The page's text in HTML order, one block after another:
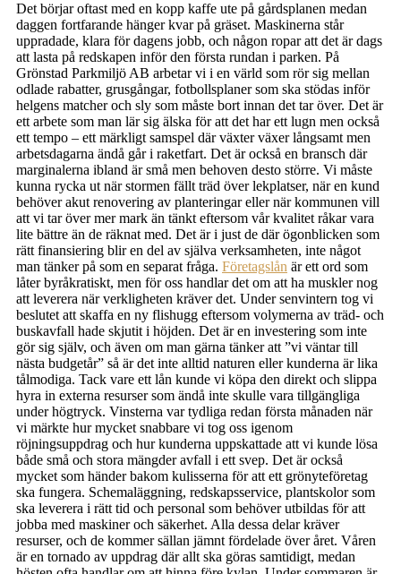
Det börjar oftast med en kopp kaffe ute på gårdsplanen medan
daggen fortfarande hänger kvar på gräset. Maskinerna står
uppradade, klara för dagens jobb, och någon ropar att det är dags
att lasta på redskapen inför den första rundan i parken. På
Grönstad Parkmiljö AB arbetar vi i en värld som rör sig mellan
odlade rabatter, grusgångar, fotbollsplaner som ska stödas inför
helgens matcher och sly som måste bort innan det tar över. Det är
ett arbete som man lär sig älska för att det har ett lugn men också
ett tempo – ett märkligt samspel där växter växer långsamt men
arbetsdagarna ändå går i raketfart. Det är också en bransch där
marginalerna ibland är små men behoven desto större. Vi måste
kunna rycka ut när stormen fällt träd över lekplatser, när en kund
behöver akut renovering av planteringar eller när kommunen vill
att vi tar över mer mark än tänkt eftersom vår kvalitet råkar vara
lite bättre än de räknat med. Det är i just de där ögonblicken som
rätt finansiering blir en del av själva verksamheten, inte något
man tänker på som en separat fråga. Företagslån är ett ord som
låter byråkratiskt, men för oss handlar det om att ha muskler nog
att leverera när verkligheten kräver det. Under senvintern tog vi
beslutet att skaffa en ny flishugg eftersom volymerna av träd- och
buskavfall hade skjutit i höjden. Det är en investering som inte
gör sig själv, och även om man gärna tänker att ”vi väntar till
nästa budgetår” så är det inte alltid naturen eller kunderna är lika
tålmodiga. Tack vare ett lån kunde vi köpa den direkt och slippa
hyra in externa resurser som ändå inte skulle vara tillgängliga
under högtryck. Vinsterna var tydliga redan första månaden när
vi märkte hur mycket snabbare vi tog oss igenom
röjningsuppdrag och hur kunderna uppskattade att vi kunde lösa
både små och stora mängder avfall i ett svep. Det är också
mycket som händer bakom kulisserna för att ett grönyteföretag
ska fungera. Schemaläggning, redskapsservice, plantskolor som
ska leverera i rätt tid och personal som behöver utbildas för att
jobba med maskiner och säkerhet. Alla dessa delar kräver
resurser, och de kommer sällan jämnt fördelade över året. Våren
är en tornado av uppdrag där allt ska göras samtidigt, medan